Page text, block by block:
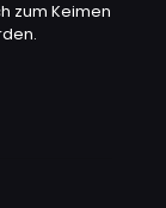
zum Keimen